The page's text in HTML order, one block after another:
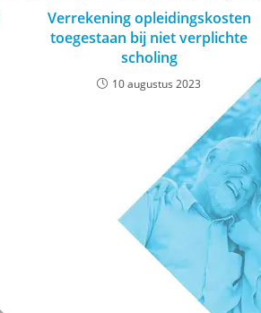
Verrekening opleidingskosten
toegestaan bij niet verplichte
scholing
10 augustus 2023